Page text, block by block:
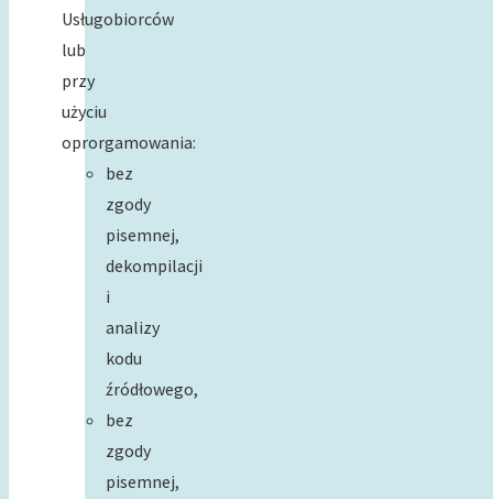
Usługobiorców
lub
przy
użyciu
oprorgamowania:
bez
zgody
pisemnej,
dekompilacji
i
analizy
kodu
źródłowego,
bez
zgody
pisemnej,